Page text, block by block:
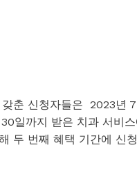
춘 신청자들은 2023년 7
일까지 받은 치과 서비
두 번째 혜택 기간에 신